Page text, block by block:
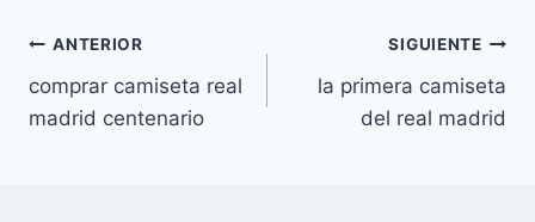
Navegación
de
ANTERIOR
comprar camiseta real
madrid centenario
SIGUIENTE
la primera camiseta
del real madrid